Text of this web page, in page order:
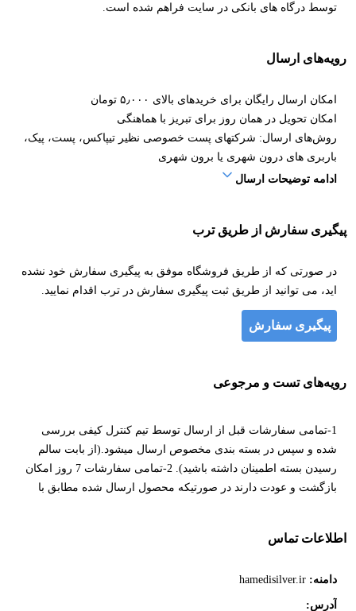
توسط درگاه های بانکی در سایت فراهم شده است.
رویه‌های ارسال
امکان ارسال رایگان برای خریدهای بالای ۵٫۰۰۰ تومان
امکان تحویل در همان روز برای تبریز با هماهنگی
روش‌های ارسال: شرکتهای پست خصوصی نظیر تیپاکس، پست، پیک،
باربری های درون شهری یا برون شهری
ادامه توضیحات ارسال
پیگیری سفارش از طریق ترب
در صورتی که از طریق فروشگاه موفق به پیگیری سفارش خود نشده
اید، می توانید از طریق ثبت پیگیری سفارش در ترب اقدام نمایید.
پیگیری سفارش
رویه‌های تست و مرجوعی
1-تمامی سفارشات قبل از ارسال توسط تیم کنترل کیفی بررسی
شده و سپس در بسته بندی مخصوص ارسال میشود.(از بابت سالم
رسیدن بسته اطمینان داشته باشید). 2-تمامی سفارشات 7 روز امکان
بازگشت و عودت دارند در صورتیکه محصول ارسال شده مطابق با
چنانچه خرید شما توسط اسنپ پی (اقساطی) باشد، امکان عودت مبلغ
اطلاعات تماس
دامنه: hamedisilver.ir
آدرس: